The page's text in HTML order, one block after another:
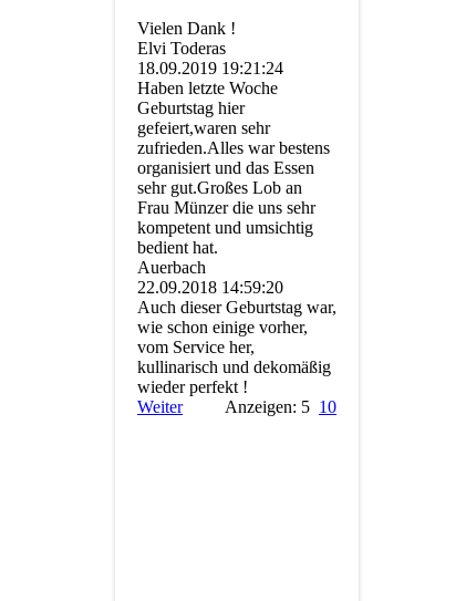
Vielen Dank !
Elvi Toderas
18.09.2019 19:21:24
Haben letzte Woche
Geburtstag hier
gefeiert,waren sehr
zufrieden.Alles war bestens
organisiert und das Essen
sehr gut.Großes Lob an
Frau Münzer die uns sehr
kompetent und umsichtig
bedient hat.
Auerbach
22.09.2018 14:59:20
Auch dieser Geburtstag war,
wie schon einige vorher,
vom Service her,
kullinarisch und dekomäßig
wieder perfekt !
Weiter
Anzeigen: 5 10